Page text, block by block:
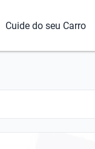
Cuide do seu Carro